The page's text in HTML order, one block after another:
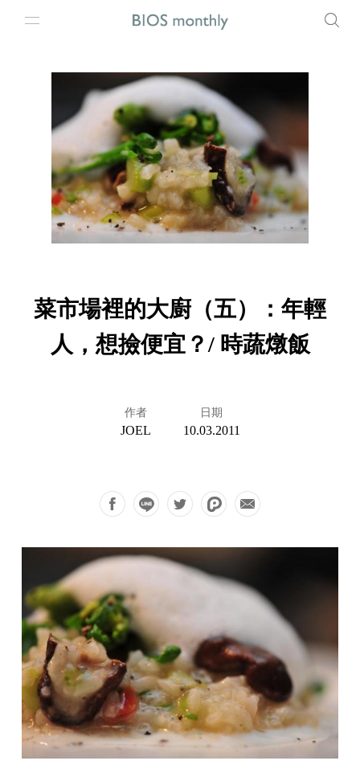
菜市場裡的大廚（五）：年輕
人，想撿便宜？/ 時蔬燉飯
作者
JOEL
日期
10.03.2011